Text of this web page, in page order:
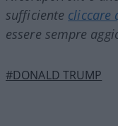
sufficiente cliccare
essere sempre
#DONALD TRUMP